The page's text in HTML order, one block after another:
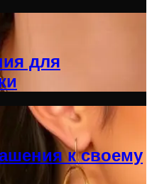
для
к своему